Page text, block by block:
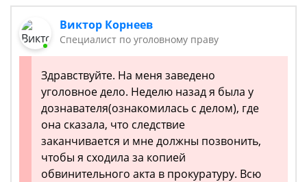
Виктор Корнеев
Cпециалист по уголовному праву
Здравствуйте. На меня заведено
уголовное дело. Неделю назад я была у
дознавателя(ознакомилась с делом), где
она сказала, что следствие
заканчивается и мне должны позвонить,
чтобы я сходила за копией
обвинительного акта в прокуратуру. Всю